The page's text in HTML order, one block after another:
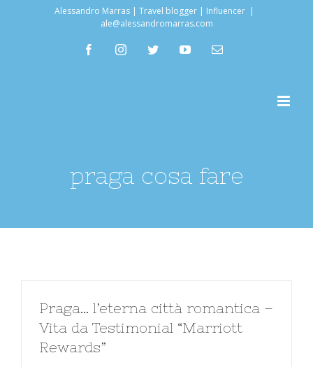
Alessandro Marras | Travel blogger | Influencer |
ale@alessandromarras.com
facebookinstagramtwitter youtubeEmail
praga cosa fare
Praga… l’eterna città romantica –
Vita da Testimonial “Marriott
Rewards”